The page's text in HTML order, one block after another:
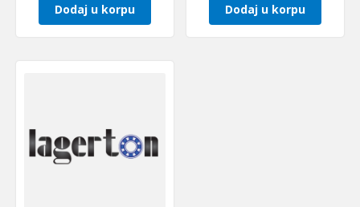
Dodaj u korpu Dodaj u korpu